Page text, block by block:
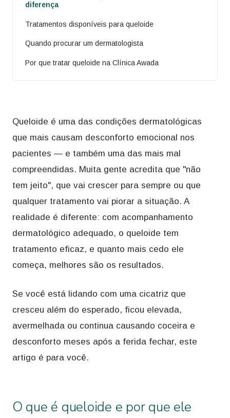
Queloide é uma das condições dermatológicas
que mais causam desconforto emocional nos
pacientes — e também uma das mais mal
compreendidas. Muita gente acredita que "não
tem jeito", que vai crescer para sempre ou que
qualquer tratamento vai piorar a situação. A
realidade é diferente: com acompanhamento
dermatológico adequado, o queloide tem
tratamento eficaz, e quanto mais cedo ele
começa, melhores são os resultados.
Se você está lidando com uma cicatriz que
cresceu além do esperado, ficou elevada,
avermelhada ou continua causando coceira e
desconforto meses após a ferida fechar, este
artigo é para você.
O que é queloide e por que ele
diferença
Tratamentos disponíveis para queloide
Quando procurar um dermatologista
Por que tratar queloide na Clínica Awada